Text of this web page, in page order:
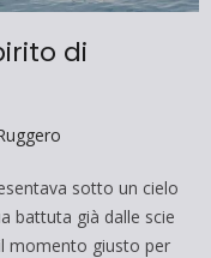
di
sotto un cielo
battuta già dalle scie
momento giusto per